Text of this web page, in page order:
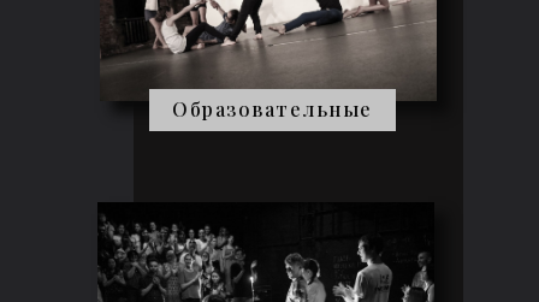
Образовательные